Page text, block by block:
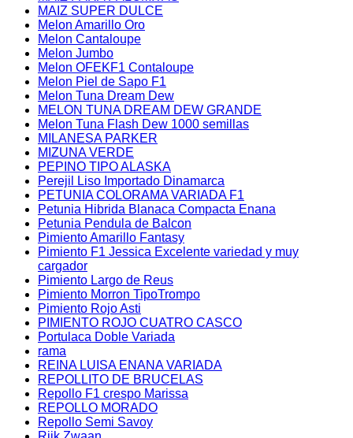
MAIZ SUPER DULCE
Melon Amarillo Oro
Melon Cantaloupe
Melon Jumbo
Melon OFEKF1 Contaloupe
Melon Piel de Sapo F1
Melon Tuna Dream Dew
MELON TUNA DREAM DEW GRANDE
Melon Tuna Flash Dew 1000 semillas
MILANESA PARKER
MIZUNA VERDE
PEPINO TIPO ALASKA
Perejil Liso Importado Dinamarca
PETUNIA COLORAMA VARIADA F1
Petunia Hibrida Blanaca Compacta Enana
Petunia Pendula de Balcon
Pimiento Amarillo Fantasy
Pimiento F1 Jessica Excelente variedad y muy
cargador
Pimiento Largo de Reus
Pimiento Morron TipoTrompo
Pimiento Rojo Asti
PIMIENTO ROJO CUATRO CASCO
Portulaca Doble Variada
rama
REINA LUISA ENANA VARIADA
REPOLLITO DE BRUCELAS
Repollo F1 crespo Marissa
REPOLLO MORADO
Repollo Semi Savoy